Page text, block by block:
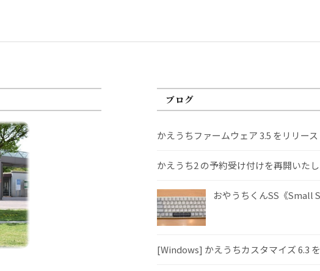
ブログ
かえうちファームウェア 3.5 をリリー
かえうち2 の予約受け付けを再開いた
おやうちくんSS《Small
[Windows] かえうちカスタマイズ 6.3